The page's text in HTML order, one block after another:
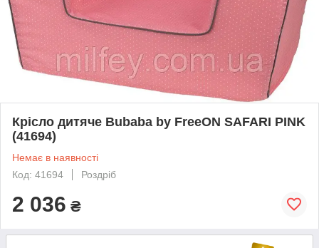
Крісло дитяче Bubaba by FreeON SAFARI PINK
(41694)
Немає в наявності
Код: 41694
Роздріб
2 036 ₴